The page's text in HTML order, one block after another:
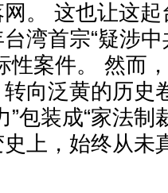
。 这也让这
湾首宗“疑涉
性案件。 然而
向泛黄的历史
”包装成“家法制
上，始终从未